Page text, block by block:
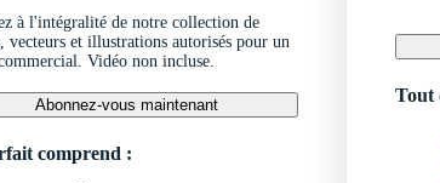
à l'intégralité de notre collection de
vecteurs et illustrations autorisés pour un
Vidéo non incluse.
Abonnez-vous maintenant
comprend :
Tout